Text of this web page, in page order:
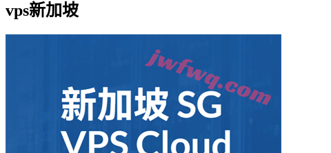
vps新加坡